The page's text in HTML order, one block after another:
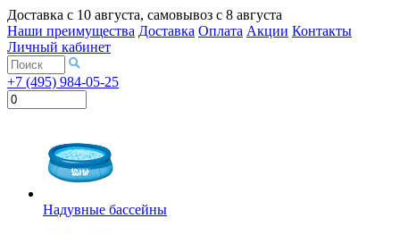
Доставка с 10 августа, самовывоз с 8 августа
Наши преимущества Доставка Оплата Акции Контакты
Личный кабинет
+7 (495) 984-05-25
Надувные бассейны